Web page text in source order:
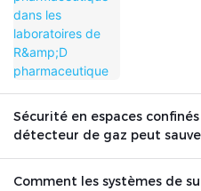
Sécurité en espaces
détecteur de gaz peut
Comment les systèmes de